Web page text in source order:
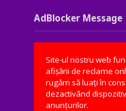
AdBlocker Message
Site-ul nostru web
afișării de reclame
rugăm să luați în
dezactivând
anunțurilor.